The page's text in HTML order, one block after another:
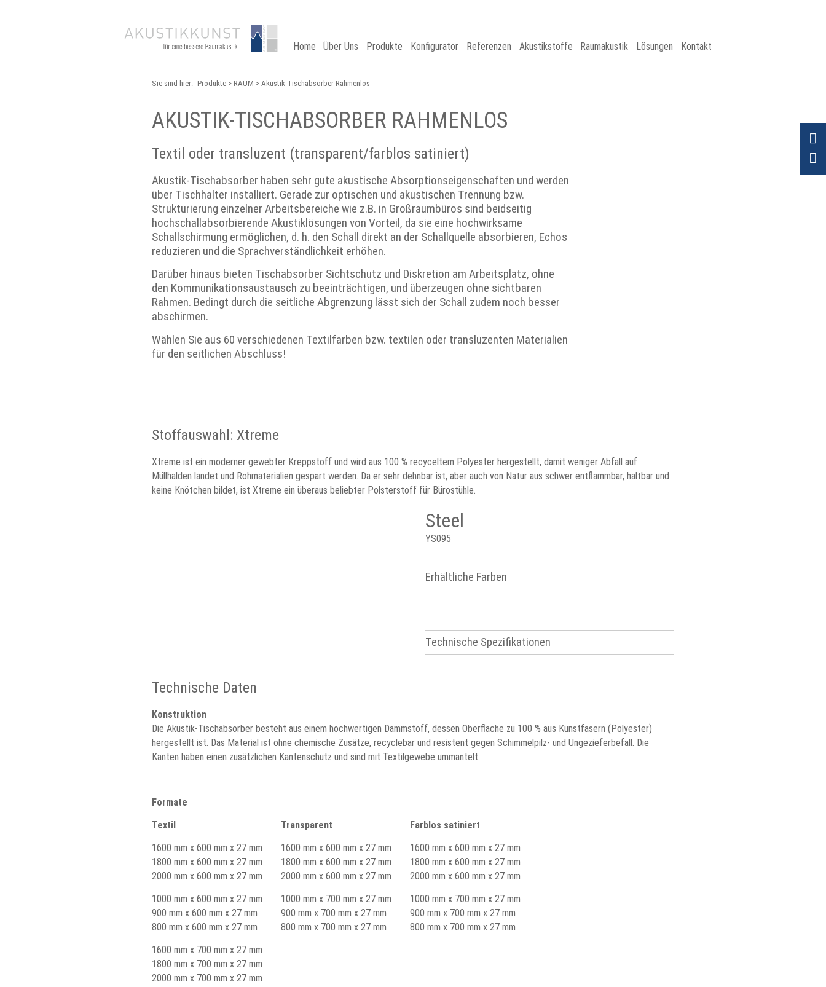
Home Über Uns Produkte Konfigurator Referenzen Akustikstoffe Raumakustik Lösungen Kontakt
Sie sind hier: Produkte RAUM Akustik-Tischabsorber Rahmenlos
AKUSTIK-TISCHABSORBER RAHMENLOS
Textil oder transluzent (transparent/farblos satiniert)
Akustik-Tischabsorber haben sehr gute akustische Absorptionseigenschaften und werden
über Tischhalter installiert. Gerade zur optischen und akustischen Trennung bzw.
Strukturierung einzelner Arbeitsbereiche wie z.B. in Großraumbüros sind beidseitig
hochschallabsorbierende Akustiklösungen von Vorteil, da sie eine hochwirksame
Schallschirmung ermöglichen, d. h. den Schall direkt an der Schallquelle absorbieren, Echos
reduzieren und die Sprachverständlichkeit erhöhen.
Darüber hinaus bieten Tischabsorber Sichtschutz und Diskretion am Arbeitsplatz, ohne
den Kommunikationsaustausch zu beeinträchtigen, und überzeugen ohne sichtbaren
Rahmen. Bedingt durch die seitliche Abgrenzung lässt sich der Schall zudem noch besser
abschirmen.
Wählen Sie aus 60 verschiedenen Textilfarben bzw. textilen oder transluzenten Materialien
für den seitlichen Abschluss!
Stoffauswahl: Xtreme
Xtreme ist ein moderner gewebter Kreppstoff und wird aus 100 % recyceltem Polyester hergestellt, damit weniger Abfall auf
Müllhalden landet und Rohmaterialien gespart werden. Da er sehr dehnbar ist, aber auch von Natur aus schwer entflammbar, haltbar und
keine Knötchen bildet, ist Xtreme ein überaus beliebter Polsterstoff für Bürostühle.
Steel
YS095
Erhältliche Farben
Technische Spezifikationen
Technische Daten
Konstruktion
Die Akustik-Tischabsorber besteht aus einem hochwertigen Dämmstoff, dessen Oberfläche zu 100 % aus Kunstfasern (Polyester)
hergestellt ist. Das Material ist ohne chemische Zusätze, recyclebar und resistent gegen Schimmelpilz- und Ungezieferbefall. Die
Kanten haben einen zusätzlichen Kantenschutz und sind mit Textilgewebe ummantelt.
Formate
Textil
1600 mm x 600 mm x 27 mm
1800 mm x 600 mm x 27 mm
2000 mm x 600 mm x 27 mm
1000 mm x 600 mm x 27 mm
900 mm x 600 mm x 27 mm
800 mm x 600 mm x 27 mm
1600 mm x 700 mm x 27 mm
1800 mm x 700 mm x 27 mm
2000 mm x 700 mm x 27 mm
Transparent
1600 mm x 600 mm x 27 mm
1800 mm x 600 mm x 27 mm
2000 mm x 600 mm x 27 mm
1000 mm x 700 mm x 27 mm
900 mm x 700 mm x 27 mm
800 mm x 700 mm x 27 mm
Farblos satiniert
1600 mm x 600 mm x 27 mm
1800 mm x 600 mm x 27 mm
2000 mm x 600 mm x 27 mm
1000 mm x 700 mm x 27 mm
900 mm x 700 mm x 27 mm
800 mm x 700 mm x 27 mm